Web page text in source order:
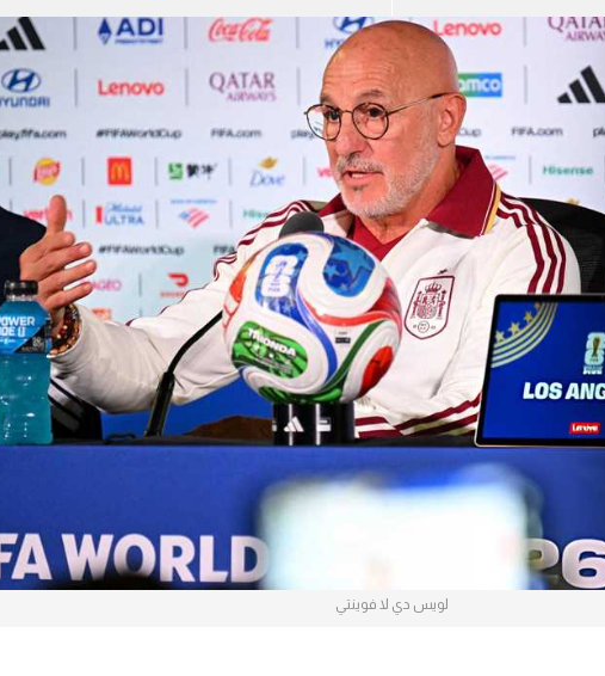
الدوري السعودي للمحترفين
دوري أبطال أوروبا
دوري أبطال إفريقيا
كل البطولات
دوري أبطال أوروبا
القسم الثاني
رياضات أخرى
ركن
لويس دي لا فوينتي